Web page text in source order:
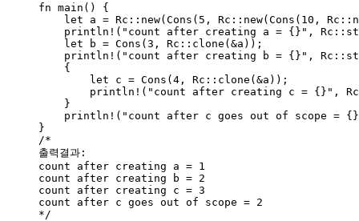
fn main () {
let
a = Rc :: new(Cons ( 5 , Rc :: new(Cons ( 10 , Rc ::
println! ( " count after creating a = {} " , Rc ::
let
b = Cons (3 , Rc :: clone (&a ));
println! ( " count after creating b = {} " , Rc ::
{
let
c = Cons (4 , Rc :: clone (&a ));
println! ( " count after creating c = {} " , Rc
}
println! ( " count after c goes out of scope = {}
}
/*
출력결과:
count after creating a = 1
count after creating b = 2
count after creating c = 3
count after c goes out of scope = 2
*/